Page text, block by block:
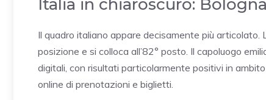
Italia in chiaroscuro:
Il quadro italiano appare decisamente più articolato.
posizione e si colloca all’82° posto. Il capoluogo
digitali, con risultati particolarmente positivi in
online di prenotazioni e biglietti.